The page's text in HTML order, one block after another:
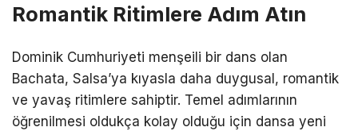
Romantik Ritimlere Adım Atın
Dominik Cumhuriyeti menşeili bir dans olan
Bachata, Salsa’ya kıyasla daha duygusal, romantik
ve yavaş ritimlere sahiptir. Temel adımlarının
öğrenilmesi oldukça kolay olduğu için dansa yeni